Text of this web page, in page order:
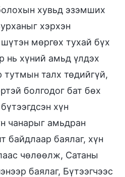
хувьд эзэмших
хэрхэн
мөргөх тухай бүх
нь хүний амьд үлдэх
тутмын талх төдийгүй,
болгодог бат бөх
хүн
чанарыг амьдран
байдлаар баялаг, хүн
чөлөөлж, Сатаны
баялаг, Бүтээгчээс